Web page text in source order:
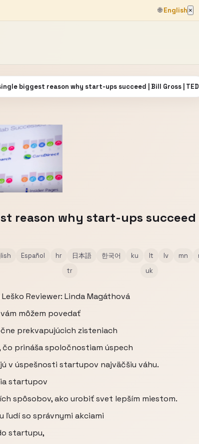
🌐English ×
biggest reason why start-ups succeed | Bill Gross | TED
reason why start-ups succeed |
Español hr 日本語 한국어 ku lt lv mn
tr uk
Reviewer: Linda Magáthová
môžem povedať
prekvapujúcich zisteniach
prináša spoločnostiam úspech
v úspešnosti startupov najväčšiu váhu.
startupov
spôsobov, ako urobiť svet lepším miestom.
ľudí so správnymi akciami
startupu,